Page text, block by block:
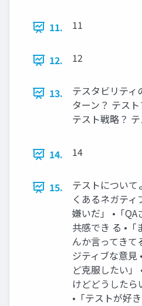
11. 11
12. 12
13.
テスタビリティ
ターン？ テス
テスト戦略？
14. 14
15.
テストについて
くあるネガティ
嫌いだ」 •「QA
共感でき る •「
んか言ってきて
ジティブな意見
ど克服したい」
けどどうしたら
•「テストが好